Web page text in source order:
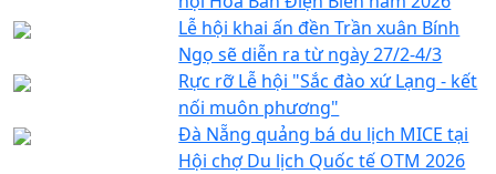
Lễ hội khai ấn đền Trần xuân Bính
Ngọ sẽ diễn ra từ ngày 27/2-4/3
Rực rỡ Lễ hội "Sắc đào xứ Lạng - kết
nối muôn phương"
Đà Nẵng quảng bá du lịch MICE tại
Hội chợ Du lịch Quốc tế OTM 2026